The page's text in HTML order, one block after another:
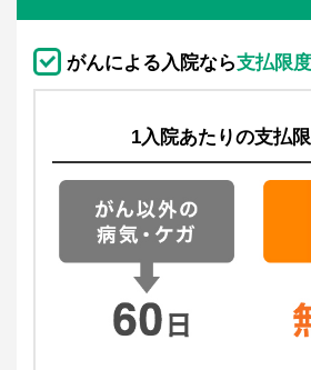
がんによる入院なら支払限
1入院あたりの支払